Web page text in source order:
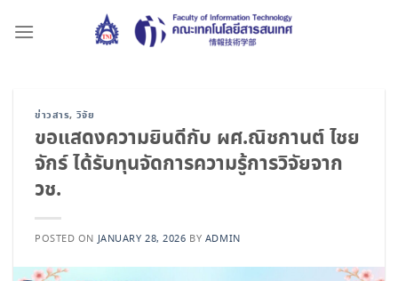
ข่าวสาร, วิจัย
ขอแสดงความยินดีกับ ผศ.ณิชกานต์ ไชย
จักร์ ได้รับทุนจัดการความรู้การวิจัยจาก
วช.
POSTED ON JANUARY 28, 2026 BY ADMIN